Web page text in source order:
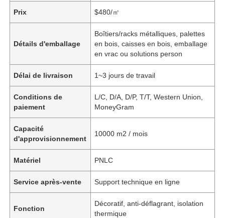
Prix $480/㎡
Détails d'emballage
Boîtiers/racks métalliques, palettes
en bois, caisses en bois, emballage
en vrac ou solutions person
Délai de livraison 1~3 jours de travail
Conditions de
paiement
L/C, D/A, D/P, T/T, Western Union,
MoneyGram
Capacité
d'approvisionnement
10000 m2 / mois
Matériel PNLC
Service après-vente Support technique en ligne
Fonction
Décoratif, anti-déflagrant, isolation
thermique